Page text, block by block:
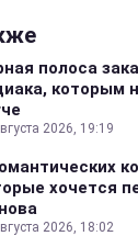
полоса
которым
2026, 19:19
хочется
2026, 18:02